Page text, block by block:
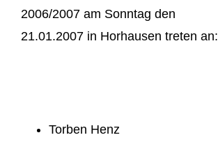
2006/2007 am Sonntag den
21.01.2007 in Horhausen treten an:
Torben Henz